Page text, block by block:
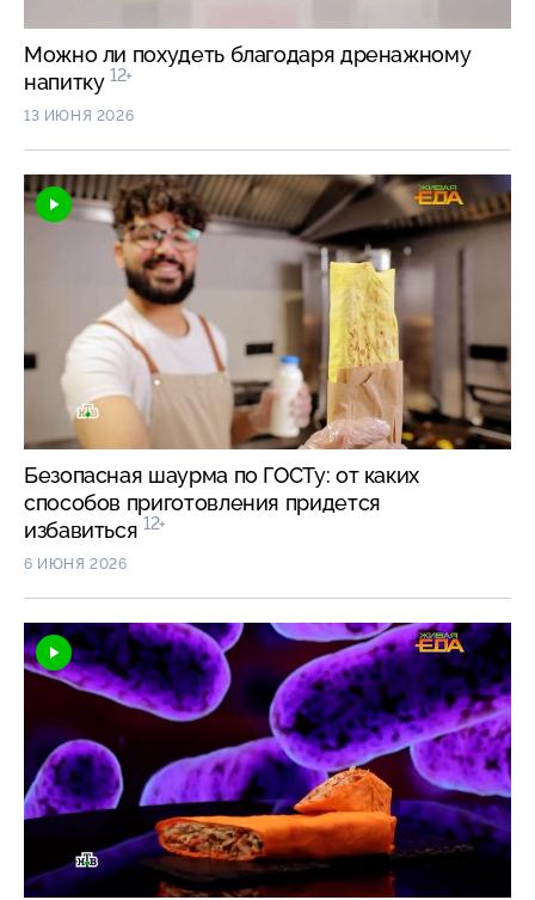
Можно ли похудеть благодаря дренажному
напитку 12+
13 ИЮНЯ 2026
Безопасная шаурма по ГОСТу: от каких
способов приготовления придется
избавиться 12+
6 ИЮНЯ 2026